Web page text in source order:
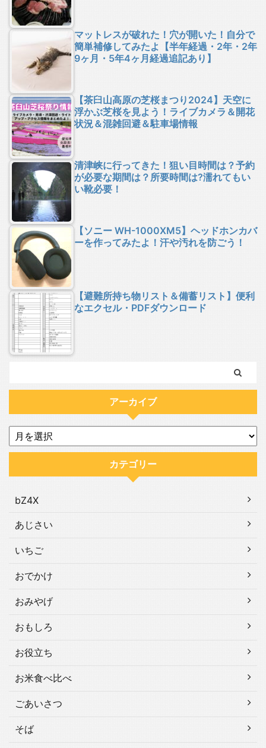
マットレスが破れた！穴が開いた！自分で
簡単補修してみたよ【半年経過・2年・2年
9ヶ月・5年4ヶ月経過追記あり】
【茶臼山高原の芝桜まつり2024】天空に
浮かぶ芝桜を見よう！ライブカメラ＆開花
状況＆混雑回避＆駐車場情報
清津峡に行ってきた！狙い目時間は？予約
が必要な期間は？所要時間は?濡れてもい
い靴必要！
【ソニー WH-1000XM5】ヘッドホンカバ
ーを作ってみたよ！汗や汚れを防ごう！
【避難所持ち物リスト＆備蓄リスト】便利
なエクセル・PDFダウンロード
アーカイブ
カテゴリー
bZ4X
あじさい
いちご
おでかけ
おみやげ
おもしろ
お役立ち
お米食べ比べ
ごあいさつ
そば